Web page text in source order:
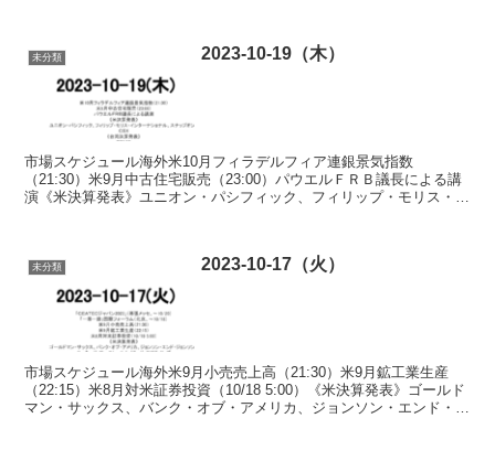
未分類 2023-10-19（木）
市場スケジュール海外米10月フィラデルフィア連銀景気指数
（21:30）米9月中古住宅販売（23:00）パウエルＦＲＢ議長による講
演《米決算発表》ユニオン・パシフィック、フィリップ・モリス・イ
未分類 2023-10-17（火）
市場スケジュール海外米9月小売売上高（21:30）米9月鉱工業生産
（22:15）米8月対米証券投資（10/18 5:00）《米決算発表》ゴールド
マン・サックス、バンク・オブ・アメリカ、ジョンソン・エンド・ジ